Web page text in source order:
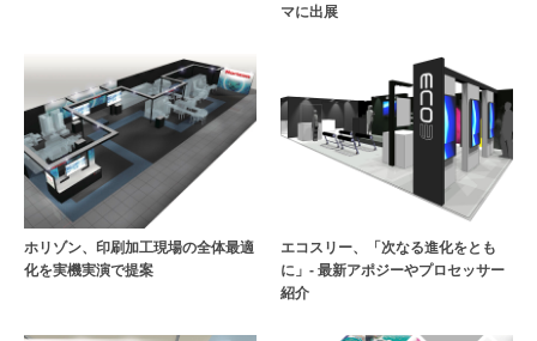
マに出展
ホリゾン、印刷加工現場の全体最適
化を実機実演で提案
エコスリー、「次なる進化をとも
に」- 最新アポジーやプロセッサー
紹介